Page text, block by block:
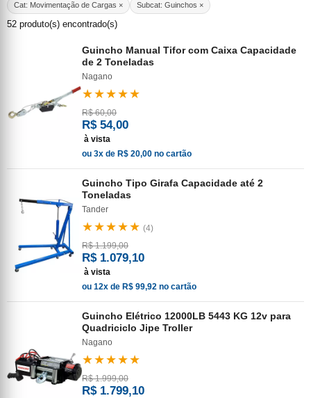
Cat: Movimentação de Cargas × Subcat: Guinchos ×
52 produto(s) encontrado(s)
Guincho Manual Tifor com Caixa Capacidade
de 2 Toneladas
Nagano
★★★★★
R$ 60,00
R$ 54,00
à vista
ou 3x de R$ 20,00 no cartão
Guincho Tipo Girafa Capacidade até 2
Toneladas
Tander
★★★★★ (4)
R$ 1.199,00
R$ 1.079,10
à vista
ou 12x de R$ 99,92 no cartão
Guincho Elétrico 12000LB 5443 KG 12v para
Quadriciclo Jipe Troller
Nagano
★★★★★
R$ 1.999,00
R$ 1.799,10